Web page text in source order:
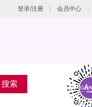
登录/注册 会员中心
搜索